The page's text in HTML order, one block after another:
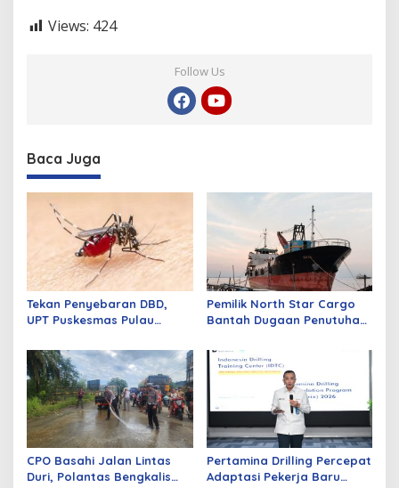
Views: 424
Follow Us
Baca Juga
Tekan Penyebaran DBD,
UPT Puskesmas Pulau
Larvasidasi Massal
Pemilik North Star Cargo
Bantah Dugaan Penutuhan
Dumai
CPO Basahi Jalan Lintas
Duri, Polantas Bengkalis
Pertamina Drilling Percepat
Adaptasi Pekerja Baru